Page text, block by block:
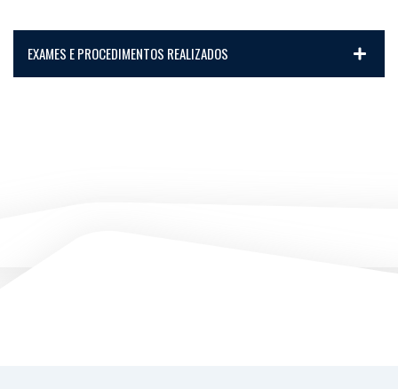
EXAMES E PROCEDIMENTOS REALIZADOS